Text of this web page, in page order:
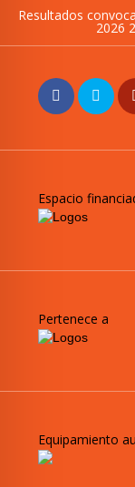
Resultados
2026
Espacio
Pertenece a
Equipamiento